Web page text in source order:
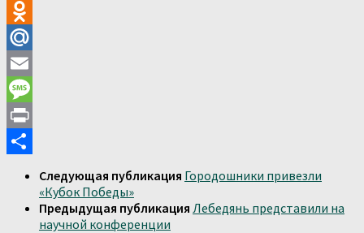
VK
Odnoklassniki
Mail.Ru
Email
Message
Print
Следующая публикация Городошники привезли
«Кубок Победы»
Предыдущая публикация Лебедянь представили на
научной конференции